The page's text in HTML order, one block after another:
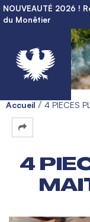
NOUVEAUTÉ 2026 !
du Monêtier
Accueil 4 PIECES
4